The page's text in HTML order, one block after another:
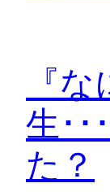
『
生･･
た？